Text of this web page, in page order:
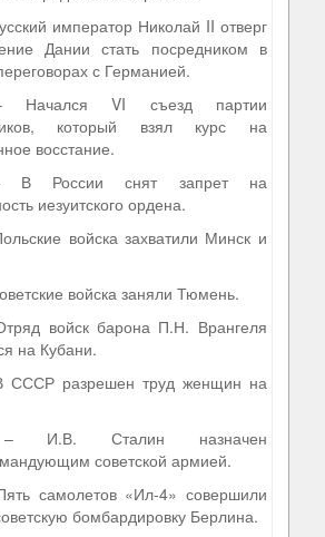
император Николай II отверг
Дании стать посредником в
с Германией.
VI съезд партии
который взял курс на
восстание.
России снят запрет на
иезуитского ордена.
войска захватили Минск и
войска заняли Тюмень.
войск барона П.Н. Врангеля
на Кубани.
разрешен труд женщин на
Сталин назначен
советской армией.
самолетов «Ил-4» совершили
бомбардировку Берлина.